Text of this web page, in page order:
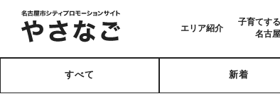
エリア紹介
子育てす
名古屋
すべて 新着